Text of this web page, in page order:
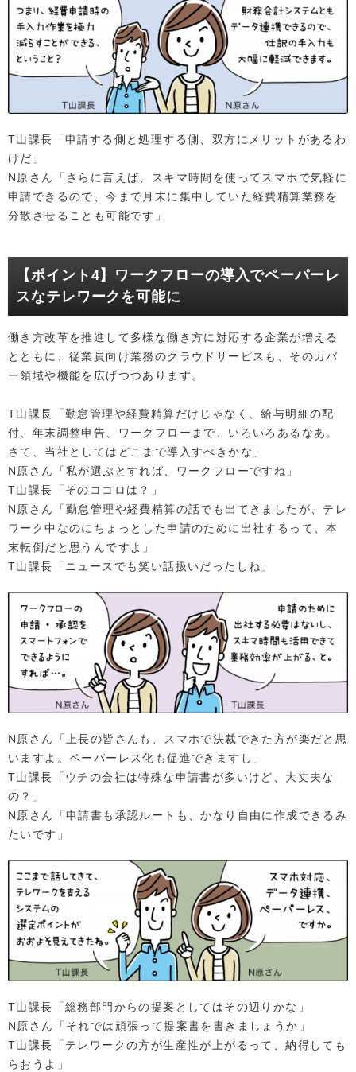
T山課長「申請する側と処理する側、双方にメリットがあるわ
けだ」
N原さん「さらに言えば、スキマ時間を使ってスマホで気軽に
申請できるので、今まで月末に集中していた経費精算業務を
分散させることも可能です」
【ポイント4】ワークフローの導入でペーパーレ
スなテレワークを可能に
働き方改革を推進して多様な働き方に対応する企業が増える
とともに、従業員向け業務のクラウドサービスも、そのカバ
ー領域や機能を広げつつあります。
T山課長「勤怠管理や経費精算だけじゃなく、給与明細の配
付、年末調整申告、ワークフローまで、いろいろあるなあ。
さて、当社としてはどこまで導入すべきかな」
N原さん「私が選ぶとすれば、ワークフローですね」
T山課長「そのココロは？」
N原さん「勤怠管理や経費精算の話でも出てきましたが、テレ
ワーク中なのにちょっとした申請のために出社するって、本
末転倒だと思うんですよ」
T山課長「ニュースでも笑い話扱いだったしね」
N原さん「上長の皆さんも、スマホで決裁できた方が楽だと思
いますよ。ペーパーレス化も促進できますし」
T山課長「ウチの会社は特殊な申請書が多いけど、大丈夫な
の？」
N原さん「申請書も承認ルートも、かなり自由に作成できるみ
たいです」
T山課長「総務部門からの提案としてはその辺りかな」
N原さん「それでは頑張って提案書を書きましょうか」
T山課長「テレワークの方が生産性が上がるって、納得しても
らおうよ」